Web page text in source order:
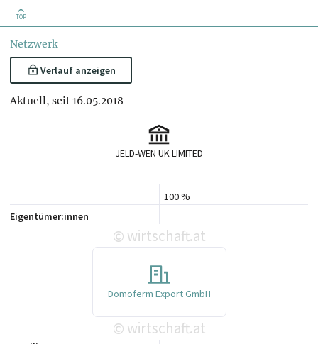
TOP
Netzwerk
Verlauf anzeigen
Aktuell, seit 16.05.2018
JELD-WEN UK LIMITED
100 %
Eigentümer:innen
© wirtschaft.at
Domoferm Export GmbH
© wirtschaft.at